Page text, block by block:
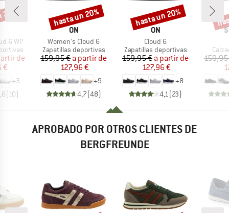
6 WP
reducido
de
€
+3
(10)
MARCA
ON
Artículo
Women's Cloud 6
Product group
Zapatillas deportivas
Precio
159,95 € Precio reducido
a partir de
127,96 €
+9
4,7(48)
Descuento
hasta un 20%
MARCA
ON
Artículo
Cloud 6
Product group
Zapatillas deportivas
Precio
159,95 € Precio reducido
a partir de
127,96 €
+8
4,1 (23)
Descuento
hasta un 20%
APROBADO POR OTROS CLIENTES DE
BERGFREUNDE